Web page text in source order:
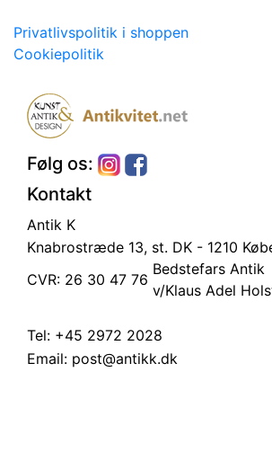
Privatlivspolitik i shoppen
Cookiepolitik
Følg os:
Kontakt
Antik K
Knabrostræde 13, st. DK - 1210
CVR: 26 30 47 76
Bedstefars Antik
v/Klaus Adel
Tel: +45 2972 2028
Email: post@antikk.dk